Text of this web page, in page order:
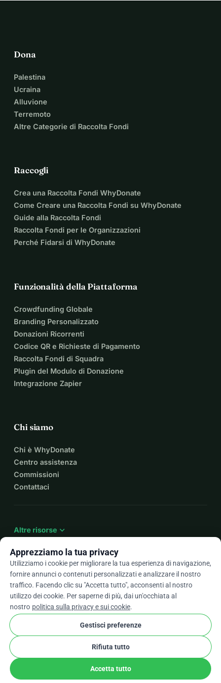
Dona
Palestina
Ucraina
Alluvione
Terremoto
Altre Categorie di Raccolta Fondi
Raccogli
Crea una Raccolta Fondi WhyDonate
Come Creare una Raccolta Fondi su WhyDonate
Guide alla Raccolta Fondi
Raccolta Fondi per le Organizzazioni
Perché Fidarsi di WhyDonate
Funzionalità della Piattaforma
Crowdfunding Globale
Branding Personalizzato
Donazioni Ricorrenti
Codice QR e Richieste di Pagamento
Raccolta Fondi di Squadra
Plugin del Modulo di Donazione
Integrazione Zapier
Chi siamo
Chi è WhyDonate
Centro assistenza
Commissioni
Contattaci
Altre risorse expand_more
It arrow_drop_down
★★★★★4,9 / 5 basato su oltre 500 recensioni
WhyDonatePrivacy e cookie
Termini e condizioni
stripe checkPartner Verificato
Apprezziamo la tua privacy
Utilizziamo i cookie per migliorare la tua esperienza di navigazione,
fornire annunci o contenuti personalizzati e analizzare il nostro
traffico. Facendo clic su "Accetta tutto", acconsenti al nostro
utilizzo dei cookie. Per saperne di più, dai un'occhiata al
nostro politica sulla privacy e sui cookie.
Gestisci preferenze
Rifiuta tutto
Accetta tutto